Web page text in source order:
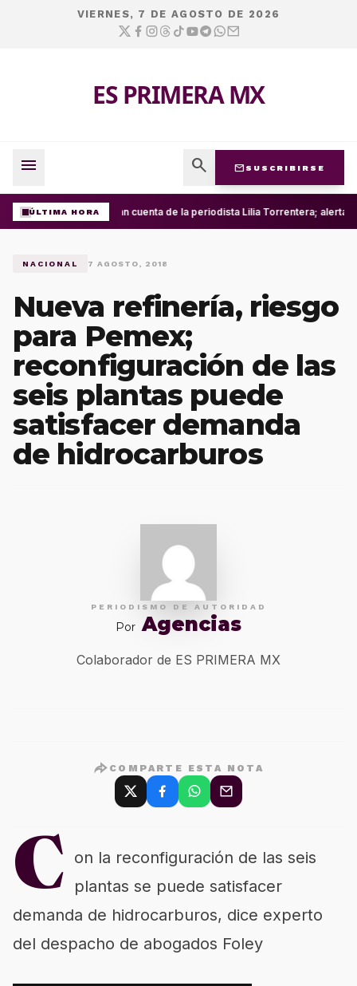
VIERNES, 7 DE AGOSTO DE 2026
ES PRIMERA MX
menu search mail SUSCRIBIRSE
ÚLTIMA HORARoban cuenta de la periodista Lilia Torrentera; alerta
NACIONAL 7 AGOSTO, 2018
Nueva refinería, riesgo
para Pemex;
reconfiguración de las
seis plantas puede
satisfacer demanda
de hidrocarburos
PERIODISMO DE AUTORIDAD
Por Agencias
Colaborador de ES PRIMERA MX
COMPARTE ESTA NOTA
C on la reconfiguración de las seis
plantas se puede satisfacer
demanda de hidrocarburos, dice experto
del despacho de abogados Foley